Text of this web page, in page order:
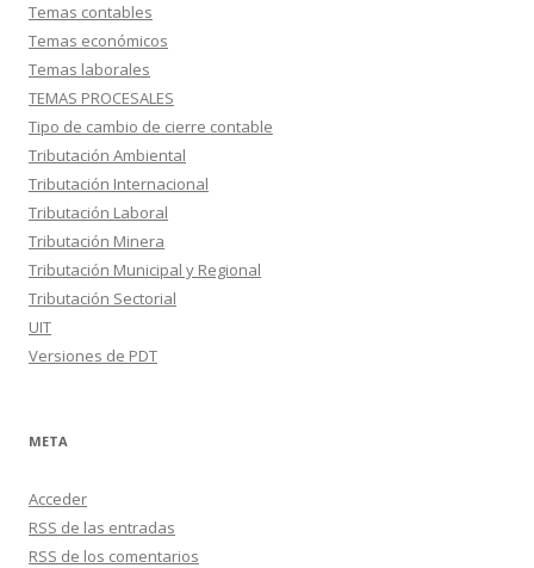
Temas contables
Temas económicos
Temas laborales
TEMAS PROCESALES
Tipo de cambio de cierre contable
Tributación Ambiental
Tributación Internacional
Tributación Laboral
Tributación Minera
Tributación Municipal y Regional
Tributación Sectorial
UIT
Versiones de PDT
META
Acceder
RSS de las entradas
RSS de los comentarios